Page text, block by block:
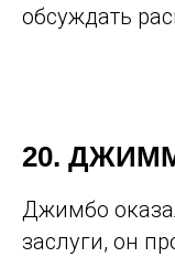
обсуждать
20.
Джимбо
заслуги, он